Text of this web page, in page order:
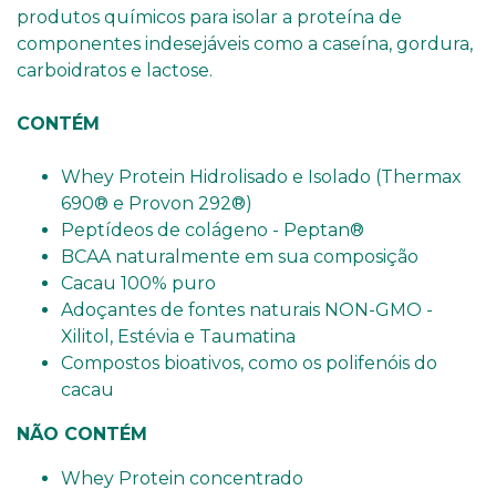
produtos químicos para isolar a proteína de
componentes indesejáveis como a caseína, gordura,
carboidratos e lactose.
CONTÉM
Whey Protein Hidrolisado e Isolado (Thermax
690® e Provon 292®)
Peptídeos de colágeno - Peptan®
BCAA naturalmente em sua composição
Cacau 100% puro
Adoçantes de fontes naturais NON-GMO -
Xilitol, Estévia e Taumatina
Compostos bioativos, como os polifenóis do
cacau
NÃO CONTÉM
Whey Protein concentrado